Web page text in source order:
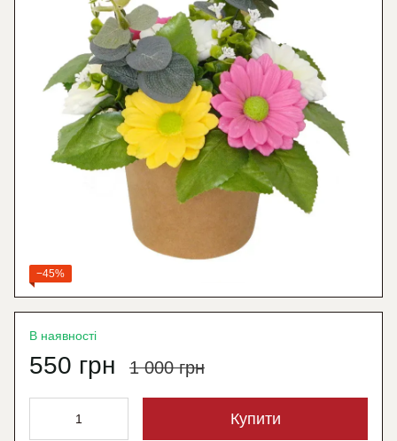
−45%
В наявності
550 грн 1 000 грн
Купити